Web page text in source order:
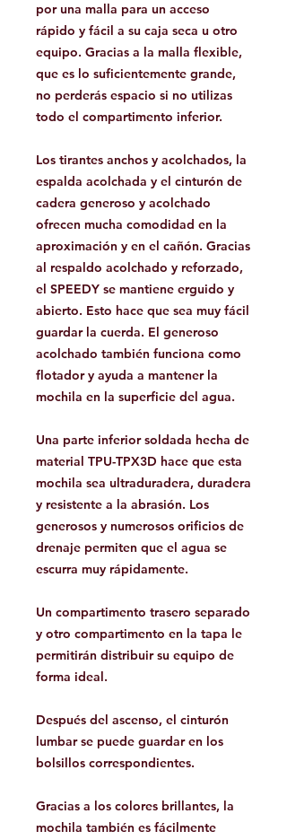
por una malla para un acceso
rápido y fácil a su caja seca u otro
equipo. Gracias a la malla flexible,
que es lo suficientemente grande,
no perderás espacio si no utilizas
todo el compartimento inferior.
Los tirantes anchos y acolchados, la
espalda acolchada y el cinturón de
cadera generoso y acolchado
ofrecen mucha comodidad en la
aproximación y en el cañón. Gracias
al respaldo acolchado y reforzado,
el SPEEDY se mantiene erguido y
abierto. Esto hace que sea muy fácil
guardar la cuerda. El generoso
acolchado también funciona como
flotador y ayuda a mantener la
mochila en la superficie del agua.
Una parte inferior soldada hecha de
material TPU-TPX3D hace que esta
mochila sea ultraduradera, duradera
y resistente a la abrasión. Los
generosos y numerosos orificios de
drenaje permiten que el agua se
escurra muy rápidamente.
Un compartimento trasero separado
y otro compartimento en la tapa le
permitirán distribuir su equipo de
forma ideal.
Después del ascenso, el cinturón
lumbar se puede guardar en los
bolsillos correspondientes.
Gracias a los colores brillantes, la
mochila también es fácilmente